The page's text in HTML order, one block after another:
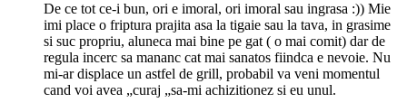
De ce tot ce-i bun, ori e imoral, ori imoral sau ingrasa :)) Mie
imi place o friptura prajita asa la tigaie sau la tava, in grasime
si suc propriu, aluneca mai bine pe gat ( o mai comit) dar de
regula incerc sa mananc cat mai sanatos fiindca e nevoie. Nu
mi-ar displace un astfel de grill, probabil va veni momentul
cand voi avea „curaj „sa-mi achizitionez si eu unul.